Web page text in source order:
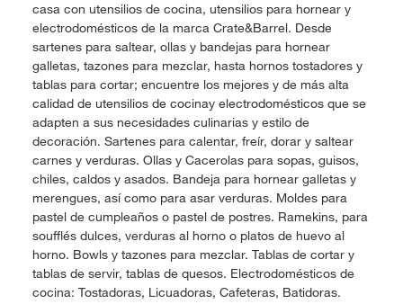
casa con utensilios de cocina, utensilios para hornear y
electrodomésticos de la marca Crate&Barrel. Desde
sartenes para saltear, ollas y bandejas para hornear
galletas, tazones para mezclar, hasta hornos tostadores y
tablas para cortar; encuentre los mejores y de más alta
calidad de utensilios de cocinay electrodomésticos que se
adapten a sus necesidades culinarias y estilo de
decoración. Sartenes para calentar, freír, dorar y saltear
carnes y verduras. Ollas y Cacerolas para sopas, guisos,
chiles, caldos y asados. Bandeja para hornear galletas y
merengues, así como para asar verduras. Moldes para
pastel de cumpleaños o pastel de postres. Ramekins, para
soufflés dulces, verduras al horno o platos de huevo al
horno. Bowls y tazones para mezclar. Tablas de cortar y
tablas de servir, tablas de quesos. Electrodomésticos de
cocina: Tostadoras, Licuadoras, Cafeteras, Batidoras.